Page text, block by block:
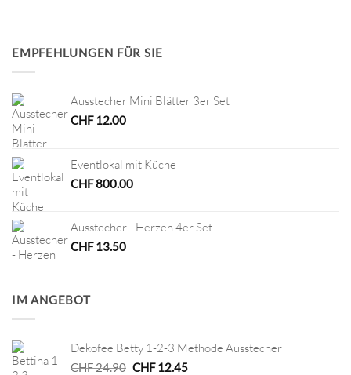
EMPFEHLUNGEN FÜR SIE
Ausstecher Mini Blätter 3er Set
CHF12.00
Eventlokal mit Küche
CHF800.00
Ausstecher - Herzen 4er Set
CHF13.50
IM ANGEBOT
Dekofee Betty 1-2-3 Methode Ausstecher
CHF24.90 Ursprünglicher
CHF12.45Aktueller